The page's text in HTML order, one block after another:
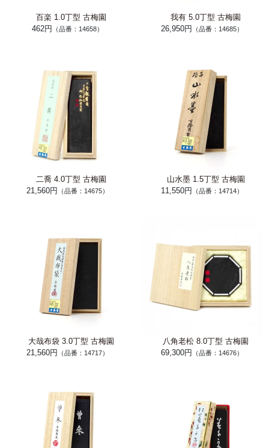
百楽 1.0丁型 古梅園
462円
（品番：14658）
我有 5.0丁型 古梅園
26,950円
（品番：14685）
二喬 4.0丁型 古梅園
21,560円
（品番：14675）
山水墨 1.5丁型 古梅園
11,550円
（品番：14714）
大哉布袋 3.0丁型 古梅園
21,560円
（品番：14717）
八角老松 8.0丁型 古梅園
69,300円
（品番：14676）